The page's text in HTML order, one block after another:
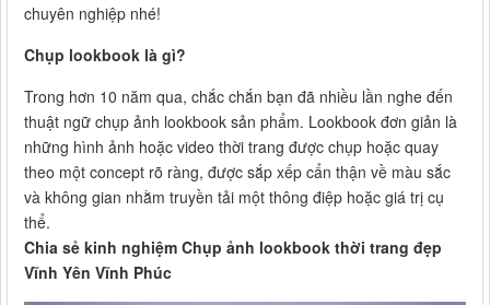
chuyên nghiệp nhé!
Chụp lookbook là gì?
Trong hơn 10 năm qua, chắc chắn bạn đã nhiều lần nghe đến
thuật ngữ chụp ảnh lookbook sản phẩm. Lookbook đơn giản là
những hình ảnh hoặc video thời trang được chụp hoặc quay
theo một concept rõ ràng, được sắp xếp cẩn thận về màu sắc
và không gian nhằm truyền tải một thông điệp hoặc giá trị cụ
thể.
Chia sẻ kinh nghiệm Chụp ảnh lookbook thời trang đẹp
Vĩnh Yên Vĩnh Phúc